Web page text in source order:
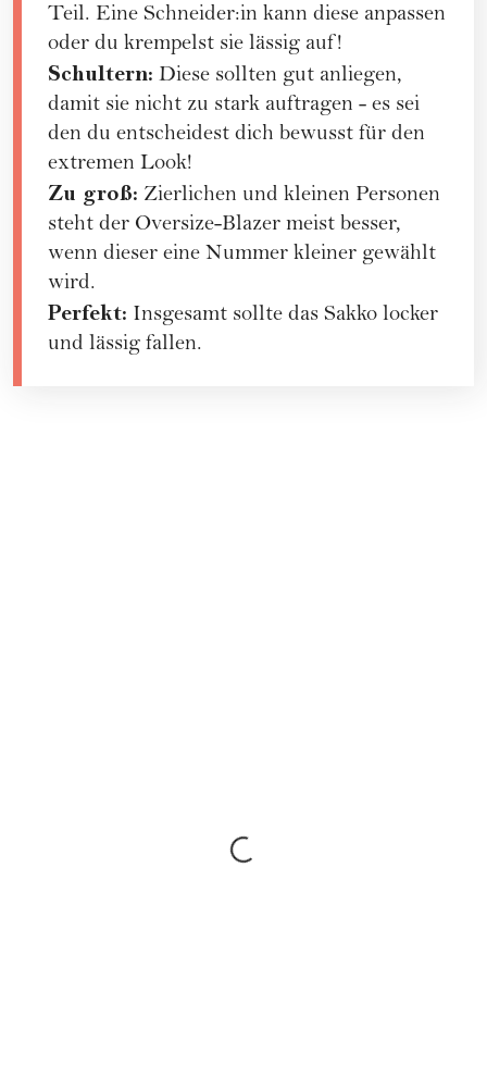
Teil. Eine Schneider:in kann diese anpassen
oder du krempelst sie lässig auf!
Schultern: Diese sollten gut anliegen,
damit sie nicht zu stark auftragen - es sei
den du entscheidest dich bewusst für den
extremen Look!
Zu groß: Zierlichen und kleinen Personen
steht der Oversize-Blazer meist besser,
wenn dieser eine Nummer kleiner gewählt
wird.
Perfekt: Insgesamt sollte das Sakko locker
und lässig fallen.